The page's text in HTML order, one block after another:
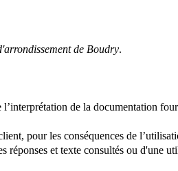
de Boudry​.
de la documentation
pour les conséquences de
et texte consultés ou d'une